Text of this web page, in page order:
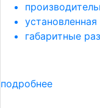
габаритные
подробнее